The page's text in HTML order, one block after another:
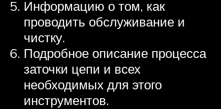
Информацию о том, как
проводить обслуживание и
чистку.
Подробное описание процесса
заточки цепи и всех
необходимых для этого
инструментов.